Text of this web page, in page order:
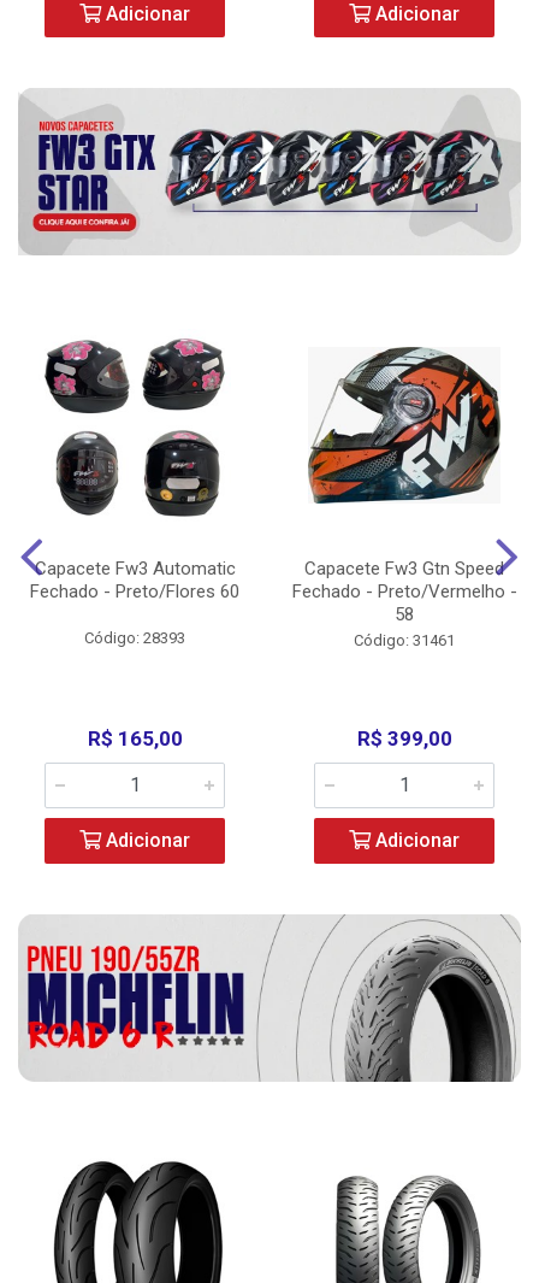
Adicionar Adicionar
Capacete Fw3 Automatic
Fechado - Preto/Flores 60
Código: 28393
R$ 165,00
Adicionar
Capacete Fw3 Gtn Speed
Fechado - Preto/Vermelho -
58
Código: 31461
R$ 399,00
Adicionar